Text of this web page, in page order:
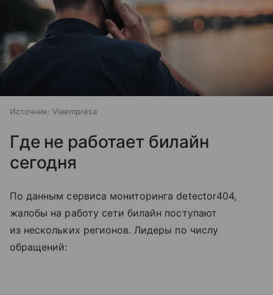
Источник: Viaempresa
Где не работает билайн
сегодня
По данным сервиса мониторинга detector404,
жалобы на работу сети билайн поступают
из нескольких регионов. Лидеры по числу
обращений: